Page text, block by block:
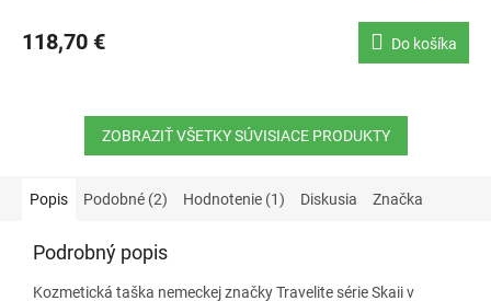
118,70 € Do košíka
ZOBRAZIŤ VŠETKY SÚVISIACE PRODUKTY
Popis Podobné (2) Hodnotenie (1) Diskusia Značka
Podrobný popis
Kozmetická taška nemeckej značky Travelite série Skaii v